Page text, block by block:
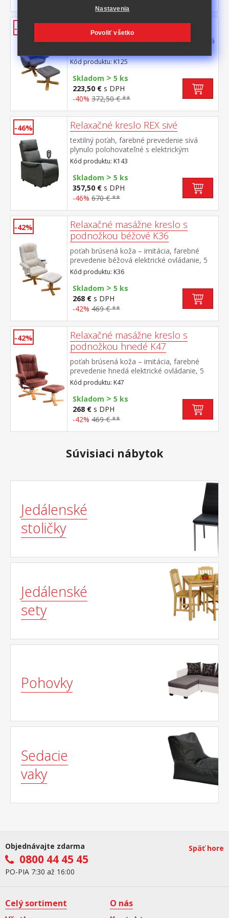
-40% Relaxačné kreslo MONTANA K125
poťah mikrovlákno, farebné prevedenie sivá
44 cm rozmer podnožky 44 × 40 × 38 cm
Kód produktu: K125
Skladom > 5 ks
223,50 € s DPH
-40% 372,50 € **
-46% Relaxačné kreslo REX sivé
textilný poťah, farebné prevedenie sivá
plynulo polohovateľné s elektrickým
ovládaním vrátane zdvihnutie kreslá pre
ľahšie vstávanie výška sedu 49 cm,
odporúčaná nosnosť do 120 kg
Kód produktu: K143
Skladom > 5 ks
357,50 € s DPH
-46% 670 € **
-42%
Relaxačné masážne kreslo s
podnožkou béžové K36
poťah brúsená koža – imitácia, farebné
prevedenie béžová elektrické ovládanie, 5
masážnych programov, 2 stupne intenzity
nastavenie oblasti masáže (chrbtová alebo
bedrová) automatické vypnutie po 15 alebo
30 minútach otočné, plynulo
polohovateľné, výška sedu 45 cm rozmer
cm, výška podnožky 42 cm
Kód produktu: K36
Skladom > 5 ks
268 € s DPH
-42% 469 € **
-42%
Relaxačné masážne kreslo s
podnožkou hnedé K47
poťah brúsená koža – imitácia, farebné
prevedenie hnedá elektrické ovládanie, 5
masážnych programov, 2 stupne intenzity
nastavenie oblasti masáže (chrbtová alebo
bedrová) automatické vypnutie po 15 alebo
30 minútach otočné, plynulo
polohovateľné, výška sedu 45 cm rozmer
cm, výška podnožky 42 cm
Kód produktu: K47
Skladom > 5 ks
268 € s DPH
-42% 469 € **
Súvisiaci nábytok
Jedálenské
stoličky
Jedálenské
sety
Pohovky
Sedacie
vaky
Objednávajte zdarma
0800 44 45 45
PO-PIA 7:30 až 16:00
Späť hore
Celý sortiment
O nás
Nastavenia
Povoliť všetko